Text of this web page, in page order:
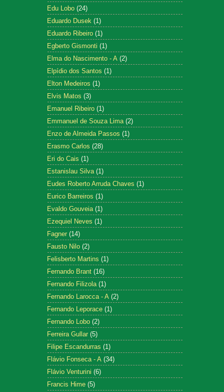
Edu Lobo (24)
Eduardo Dusek (1)
Eduardo Ribeiro (1)
Egberto Gismonti (1)
Elma do Nascimento - A (2)
Elpídio dos Santos (1)
Elton Medeiros (1)
Elvis Matos (3)
Emanuel Ribeiro (1)
Emmanuel de Souza Lima (2)
Enzo de Almeida Passos (1)
Erasmo Carlos (28)
Eri do Cais (1)
Estanislau Silva (1)
Eudes Roberto Arruda Chaves (1)
Eurico Barreiros (1)
Evaldo Gouveia (1)
Ezequiel Neves (1)
Fagner (14)
Fausto Nilo (2)
Felisberto Martins (1)
Fernando Brant (16)
Fernando Filizola (1)
Fernando Larocca - A (2)
Fernando Leporace (1)
Fernando Lobo (2)
Ferreira Gullar (5)
Filipe Escandurras (1)
Flávio Fonseca - A (34)
Flávio Venturini (6)
Francis Hime (5)